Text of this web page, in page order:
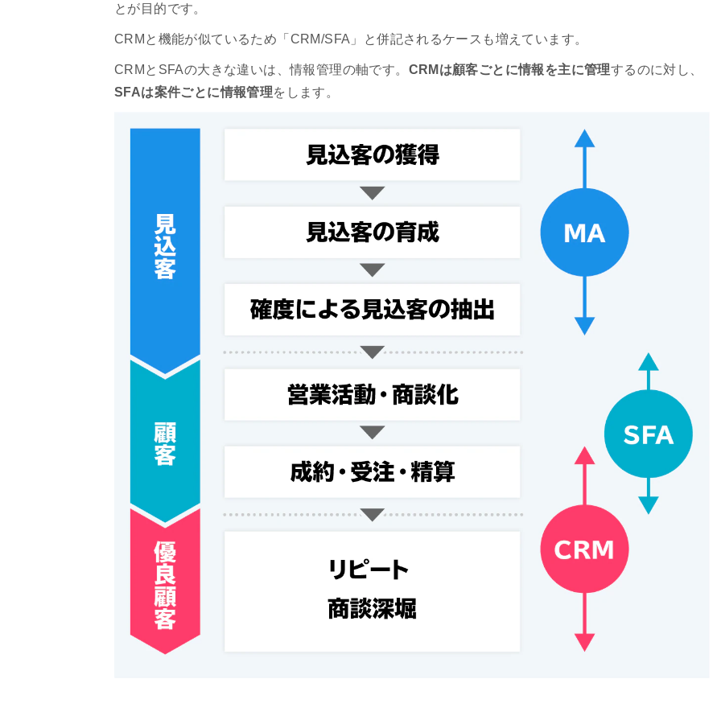
とが目的です。
CRMと機能が似ているため「CRM/SFA」と併記されるケースも増えています。
CRMとSFAの大きな違いは、情報管理の軸です。 CRMは顧客ごとに情報を主に管理するのに対し、
SFAは案件ごとに情報管理をします。